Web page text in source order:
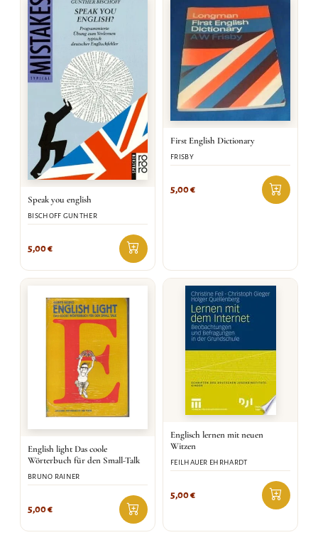
Speak you english
BISCHOFF GUNTHER
5,00€
First English Dictionary
FRISBY
5,00€
English light Das coole
Wörterbuch für den Small-Talk
BRUNO RAINER
5,00€
Englisch lernen mit neuen
Witzen
FEILHAUER EHRHARDT
5,00€